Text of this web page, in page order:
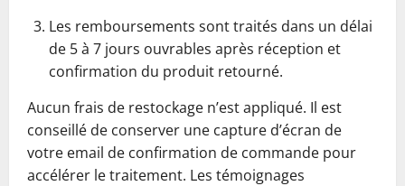
Les remboursements sont traités dans un délai
de 5 à 7 jours ouvrables après réception et
confirmation du produit retourné.
Aucun frais de restockage n’est appliqué. Il est
conseillé de conserver une capture d’écran de
votre email de confirmation de commande pour
accélérer le traitement. Les témoignages